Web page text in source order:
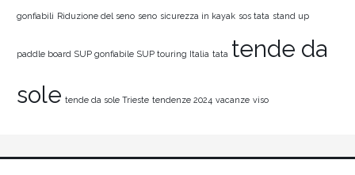
gonfiabili Riduzione del seno seno sicurezza in kayak sos tata stand up
paddle board SUP gonfiabile SUP touring Italia tata tende da
sole tende da sole Trieste tendenze 2024 vacanze viso